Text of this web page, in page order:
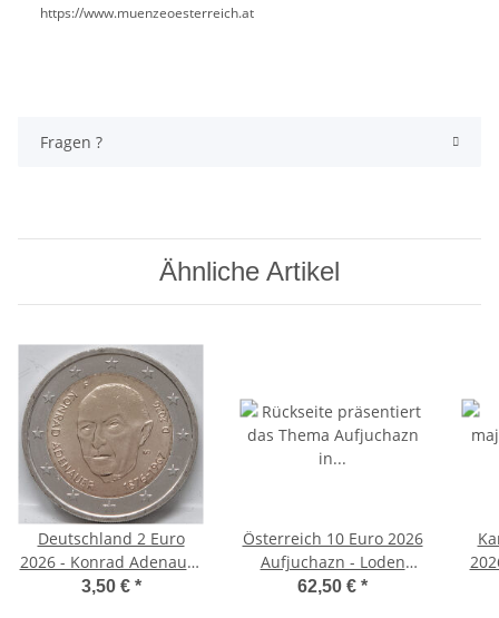
https://www.muenzeoesterreich.at
Fragen ?
Ähnliche Artikel
Deutschland 2 Euro
2026 - Konrad Adenauer
- F*
3,50 € *
Österreich 10 Euro 2026
Aufjuchazn - Loden
(Silber PP im Etui)
62,50 € *